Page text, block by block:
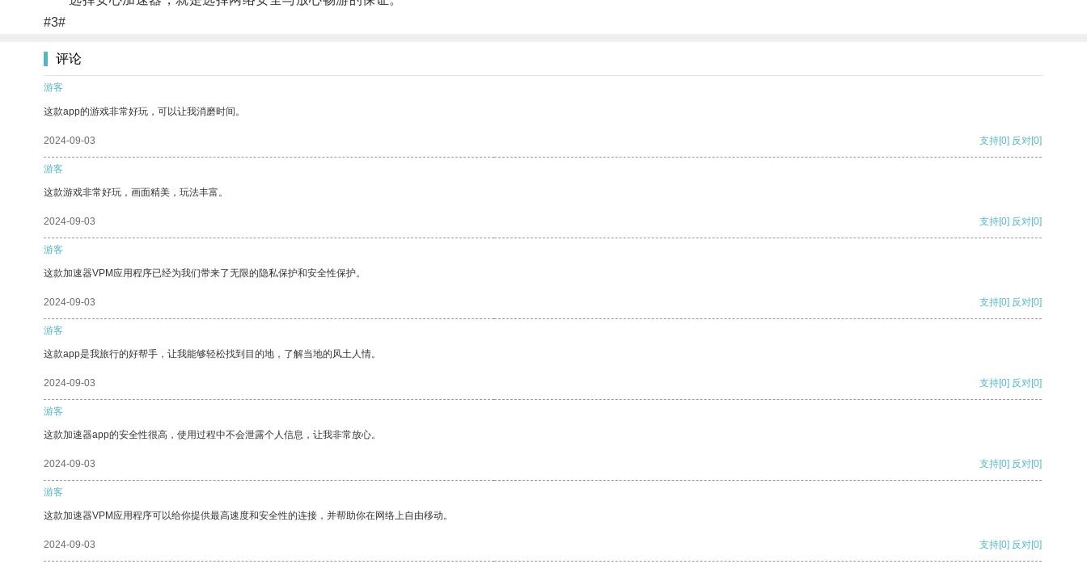
#3#
评论
游客
这款app的游戏非常好玩，可以让我消磨时间。
2024-09-03 支持[0] 反对[0]
游客
这款游戏非常好玩，画面精美，玩法丰富。
2024-09-03 支持[0] 反对[0]
游客
这款加速器VPM应用程序已经为我们带来了无限的隐私保护和安全性保护。
2024-09-03 支持[0] 反对[0]
游客
这款app是我旅行的好帮手，让我能够轻松找到目的地，了解当地的风土人情。
2024-09-03 支持[0] 反对[0]
游客
这款加速器app的安全性很高，使用过程中不会泄露个人信息，让我非常放心。
2024-09-03 支持[0] 反对[0]
游客
这款加速器VPM应用程序可以给你提供最高速度和安全性的连接，并帮助你在网络上自由移动。
2024-09-03 支持[0] 反对[0]